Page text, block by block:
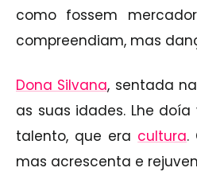
como fossem
compreendiam, mas
Dona Silvana, sentada
as suas idades. Lhe
talento, que era cultura.
mas acrescenta e